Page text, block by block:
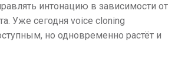
интонацию в зависимости от
Уже сегодня voice cloning
но одновременно растёт и